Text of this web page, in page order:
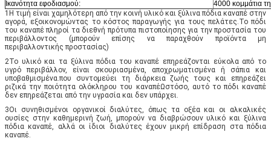
Ικανότητα εφοδιασμού:
4000 κομμάτια
1Η τιμή είναι χαμηλότερη από την κοινή υλικό και ξύλινα πόδια καναπέ στην
αγορά, εξοικονομώντας το κόστος παραγωγής για τους πελάτες.Το πόδι
του καναπέ πληροί τα διεθνή πρότυπα πιστοποίησης για την προστασία του
περιβάλλοντος (μπορούν επίσης να παραχθούν προϊόντα μη
περιβαλλοντικής προστασίας)
2Το υλικό και τα ξύλινα πόδια του καναπέ επηρεάζονται εύκολα από το
υγρό περιβάλλον, είναι σκουριασμένα, αποχρωματισμένα ή σάπια και
υποβαθμισμένα.που συντομεύει τη διάρκεια ζωής τους και επηρεάζει
ριζικά την ποιότητα ολόκληρου του καναπέΩστόσο, αυτό το πόδι καναπέ
δεν επηρεάζεται από την υγρασία και δεν υπάρχει.
3Οι συνηθισμένοι οργανικοί διαλύτες, όπως τα οξέα και οι αλκαλικές
ουσίες στην καθημερινή ζωή, μπορούν να διαβρώσουν υλικό και ξύλινα
πόδια καναπέ, αλλά οι ίδιοι διαλύτες έχουν μικρή επίδραση στα πόδια
καναπέ.